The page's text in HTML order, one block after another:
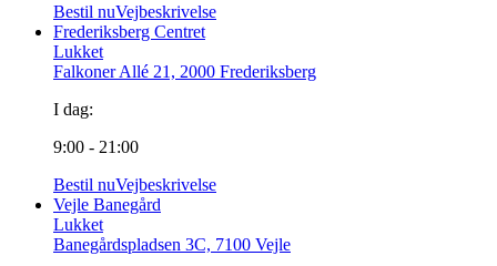
Bestil nuVejbeskrivelse
Frederiksberg Centret
Lukket
Falkoner Allé 21, 2000 Frederiksberg
I dag:
9:00 - 21:00
Bestil nuVejbeskrivelse
Vejle Banegård
Lukket
Banegårdspladsen 3C, 7100 Vejle